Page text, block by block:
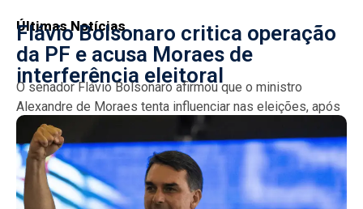
Últimas Notícias
Flávio Bolsonaro critica operação
da PF e acusa Moraes de
interferência eleitoral
O senador Flávio Bolsonaro afirmou que o ministro
Alexandre de Moraes tenta influenciar nas eleições, após
busca na casa de Jair Bolsonaro. Ele criticou a...